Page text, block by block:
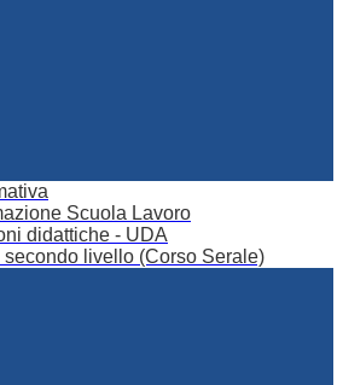
Scuola Lavoro
didattiche - UDA
secondo livello (Corso Serale)